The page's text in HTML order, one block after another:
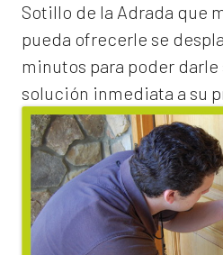
Sotillo de la Adrada que
pueda ofrecerle se
minutos para poder
solución inmediata a su